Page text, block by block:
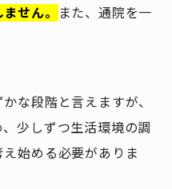
せん。
また、通院を一
な段階と言えますが、
少しずつ生活環境の調
始める必要がありま